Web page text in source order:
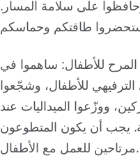
على سلامة المسار.
للأطفال: ساهموا في
للأطفال، وشجّعوا
ووزّعوا الميداليات عند
يجب أن يكون المتطوعون
مرتاحين للعمل مع الأطفال.